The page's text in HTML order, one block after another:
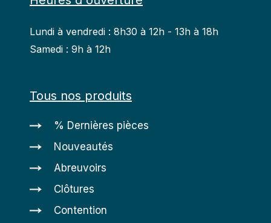
Lundi à vendredi : 8h30 à 12h - 13h à 18h
Samedi : 9h à 12h
Tous nos produits
% Dernières pièces
Nouveautés
Abreuvoirs
Clôtures
Contention